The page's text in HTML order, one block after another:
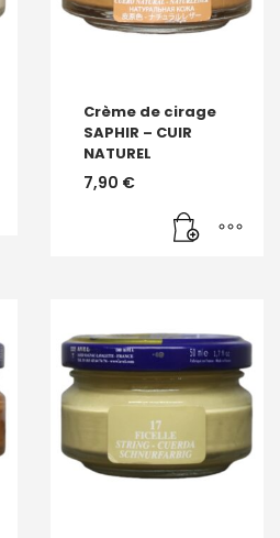
Crème de cirage
SAPHIR – CUIR
NATUREL
7,90 €